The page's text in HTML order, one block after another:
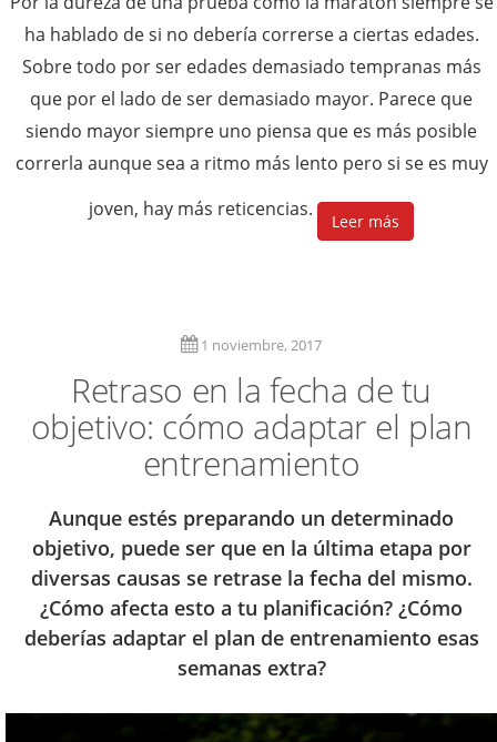
ha hablado de si no debería correrse a ciertas edades.
Sobre todo por ser edades demasiado tempranas más
que por el lado de ser demasiado mayor. Parece que
siendo mayor siempre uno piensa que es más posible
correrla aunque sea a ritmo más lento pero si se es muy
joven, hay más reticencias.
Leer más
1 noviembre, 2017
Retraso en la fecha de tu
objetivo: cómo adaptar el plan
entrenamiento
Aunque estés preparando un determinado
objetivo, puede ser que en la última etapa por
diversas causas se retrase la fecha del mismo.
¿Cómo afecta esto a tu planificación? ¿Cómo
deberías adaptar el plan de entrenamiento esas
semanas extra?